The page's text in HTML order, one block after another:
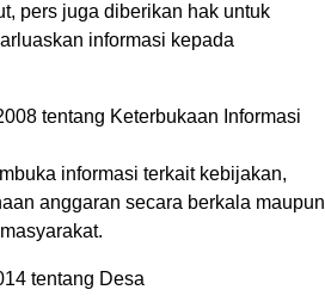
pers juga diberikan hak untuk
informasi kepada
tentang Keterbukaan Informasi
informasi terkait kebijakan,
anggaran secara berkala maupun
tentang Desa